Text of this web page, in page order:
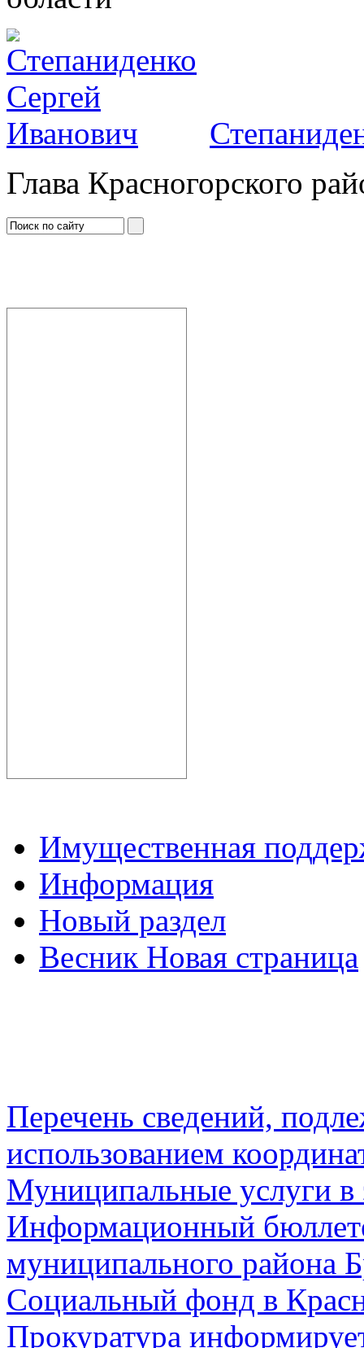
Глава Красногорского
Имущественная
Информация
Новый раздел
Весник Новая страница
Перечень сведений,
использованием
Муниципальные услуги в
Информационный
муниципального района
Социальный фонд в
Прокуратура